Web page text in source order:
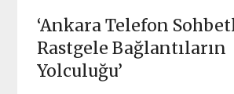
‘Ankara Telefon
Rastgele Bağlantıların
Yolculuğu’